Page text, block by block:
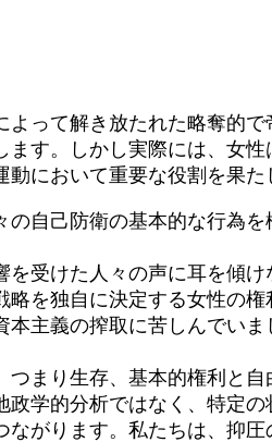
って解き放たれた略奪的
す。しかし実際には、女
において重要な役割を果た
自己防衛の基本的な行為
受けた人々の声に耳を傾
を独自に決定する女性の
主義の搾取に苦しんでい
まり生存、基本的権利と
学的分析ではなく、特定
がります。私たちは、抑